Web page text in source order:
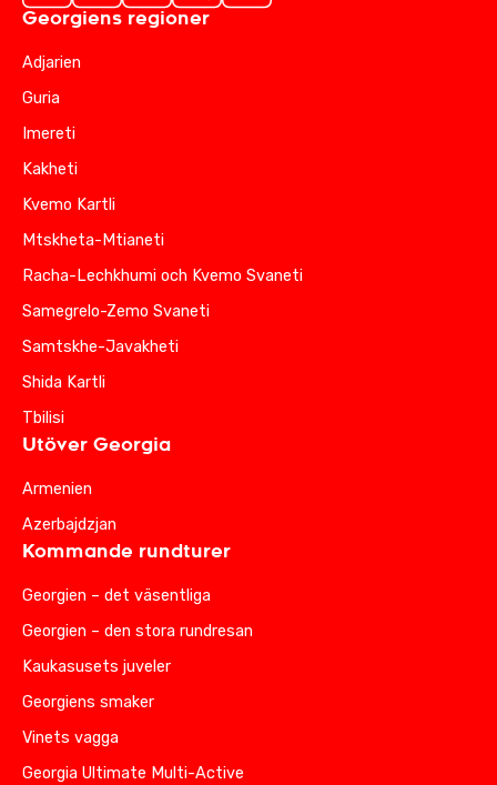
Georgiens regioner
Adjarien
Guria
Imereti
Kakheti
Kvemo Kartli
Mtskheta-Mtianeti
Racha-Lechkhumi och Kvemo Svaneti
Samegrelo-Zemo Svaneti
Samtskhe-Javakheti
Shida Kartli
Tbilisi
Utöver Georgia
Armenien
Azerbajdzjan
Kommande rundturer
Georgien – det väsentliga
Georgien – den stora rundresan
Kaukasusets juveler
Georgiens smaker
Vinets vagga
Georgia Ultimate Multi-Active